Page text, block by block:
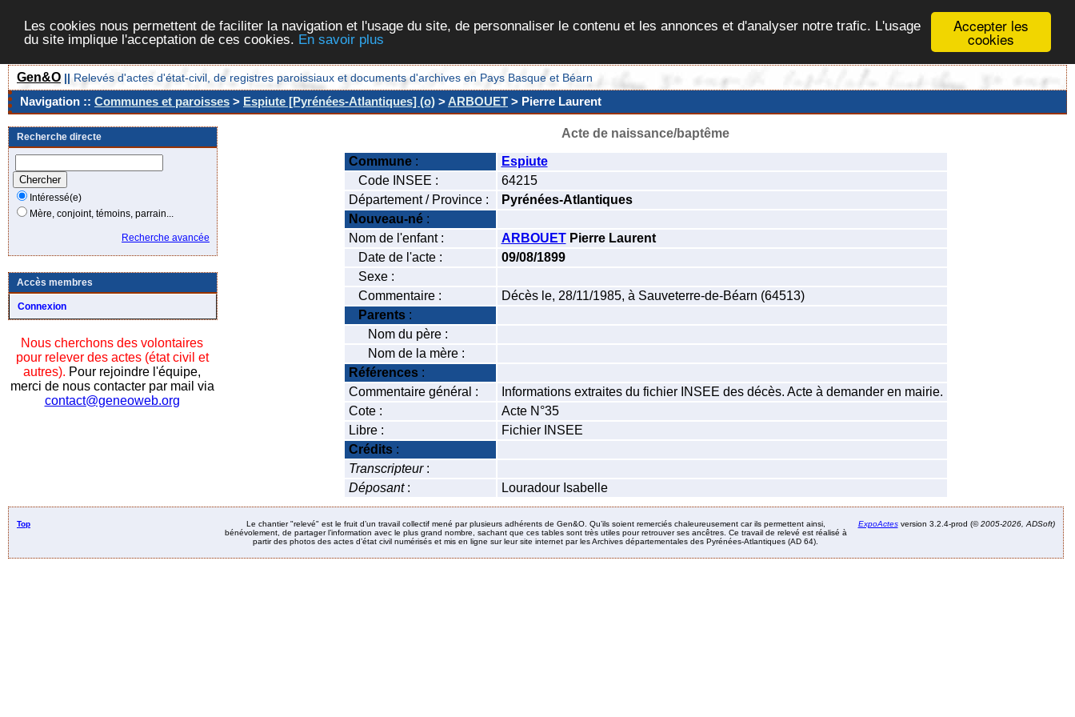
Accepter les
cookies
Les cookies nous permettent de faciliter la navigation et l'usage du site, de personnaliser le contenu et les annonces et d'analyser notre trafic. L'usage
du site implique l'acceptation de ces cookies. En savoir plus
Gen&O || Relevés d'actes d'état-civil, de registres paroissiaux et documents d'archives en Pays Basque et Béarn
Navigation :: Communes et paroisses > Espiute [Pyrénées-Atlantiques] (o) >ARBOUET > Pierre Laurent
Recherche directe
Intéressé(e)
Mère, conjoint, témoins, parrain...
Recherche avancée
Accès membres
Connexion
Nous cherchons des volontaires
pour relever des actes (état civil et
autres). Pour rejoindre l'équipe,
merci de nous contacter par mail via
contact@geneoweb.org
Acte de naissance/baptême
Commune:
Espiute
Code INSEE :
64215
Département / Province :
Pyrénées-Atlantiques
Nouveau-né:
Nom de l'enfant :
ARBOUET Pierre Laurent
Date de l'acte :
09/08/1899
Sexe :
Commentaire :
Décès le, 28/11/1985, à Sauveterre-de-Béarn (64513)
Parents:
Nom du père :
Nom de la mère :
Références:
Commentaire général :
Informations extraites du fichier INSEE des décès. Acte à demander en mairie.
Cote :
Acte N°35
Libre :
Fichier INSEE
Crédits:
Transcripteur:
Déposant: Louradour Isabelle
Top
Le chantier "relevé" est le fruit d’un travail collectif mené par plusieurs adhérents de Gen&O. Qu’ils soient remerciés chaleureusement car ils permettent ainsi,
bénévolement, de partager l’information avec le plus grand nombre, sachant que ces tables sont très utiles pour retrouver ses ancêtres. Ce travail de relevé est réalisé à
partir des photos des actes d’état civil numérisés et mis en ligne sur leur site internet par les Archives départementales des Pyrénées-Atlantiques (AD 64).
ExpoActesversion 3.2.4-prod (©2005-2026, ADSoft)